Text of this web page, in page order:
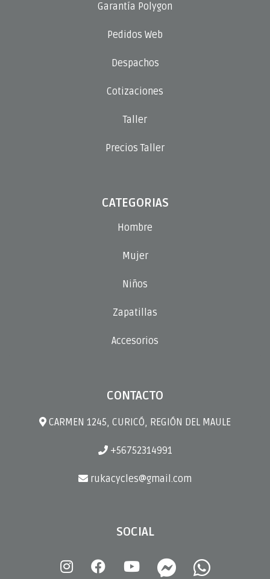
Garantía Polygon
Pedidos Web
Despachos
Cotizaciones
Taller
Precios Taller
CATEGORIAS
Hombre
Mujer
Niños
Zapatillas
Accesorios
CONTACTO
CARMEN 1245, CURICÓ, REGIÓN DEL MAULE
+56752314991
rukacycles@gmail.com
SOCIAL